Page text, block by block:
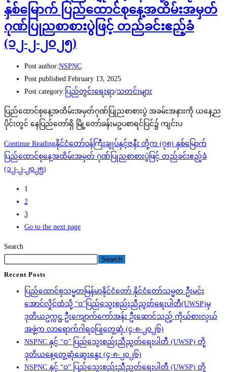
နှစ်မြောက် ပြည်ထောင်စုနေ့အထိမ်းအမှတ်
ဂုဏ်ပြုညစာစားပွဲဖြင့် တည်ခင်းဧည့်ခံ
(၁၂-၂-၂၀၂၅)
Post author:NSPNC
Post published:February 13, 2025
Post category: ပြည်တွင်းရေးရာ/သတင်းများ
ပြည်ထောင်စုနေ့အထိမ်းအမှတ်ဂုဏ်ပြုညစာစားပွဲ အခမ်းအနားကို ယနေ့ည
ပိုင်းတွင် နေပြည်တော်ရှိ မြို့တော်ခန်းမဥပစာရင်ပြင်၌ ကျင်းပ
Continue Readingနိုင်ငံတော်ဝန်ကြီးချုပ်နှင့်ဇနီး တို့က (၇၈) နှစ်မြောက်
ပြည်ထောင်စုနေ့အထိမ်းအမှတ် ဂုဏ်ပြုညစာစားပွဲဖြင့် တည်ခင်းဧည့်ခံ
(၁၂-၂-၂၀၂၅)
1
2
3
Go to the next page
Search
Search
Recent Posts
ပြည်ထောင်စုသမ္မတမြန်မာနိုင်ငံတော် နိုင်ငံတော်သမ္မတ ဦးမင်း
အောင်လှိုင်ထံသို့ “ဝ”ပြည်သွေးစည်းညီညွတ်ရေးပါတီ(UWSP)မှ
ဒုတိယဥက္ကဋ္ဌ ဦးကျောက်ကော်အန်း ဦးဆောင်သည့် ကိုယ်စားလှယ်
အဖွဲ့က လာရောက်ဂါရဝပြုတွေ့ဆုံ (၄-၈-၂၀၂၆)
NSPNC နှင့် “ဝ” ပြည်သွေးစည်းညီညွတ်ရေးပါတီ (UWSP) တို့
ဒုတိယနေ့တွေ့ဆုံဆွေးနွေး (၄-၈-၂၀၂၆)
NSPNC နှင့် “ဝ” ပြည်သွေးစည်းညီညွတ်ရေးပါတီ (UWSP) တို့